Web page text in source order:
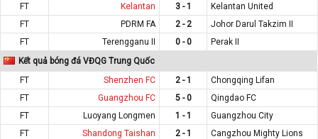
FT
Kelantan 3 - 1
Kelantan United
FT
PDRM FA 2 - 2
Johor Darul Takzim II
FT
Terengganu II 0 - 0
Perak II
Kết quả bóng đá VĐQG Trung Quốc
FT
Shenzhen FC 2 - 1
Chongqing Lifan
FT
Guangzhou FC 5 - 0
Qingdao FC
FT
Luoyang Longmen 1 - 1
Guangzhou City
FT
Shandong Taishan 2 - 1
Cangzhou Mighty Lions